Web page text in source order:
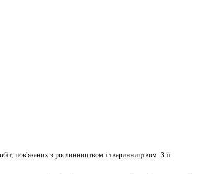
пов'язаних з рослинництвом і тваринництвом. З її